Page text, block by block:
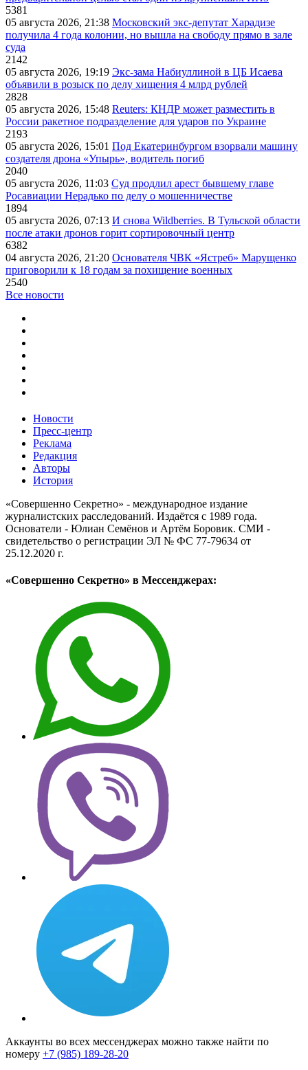
5381
05 августа 2026, 21:38 Московский экс-депутат Харадизе
получила 4 года колонии, но вышла на свободу прямо в зале
суда
2142
05 августа 2026, 19:19 Экс-зама Набиуллиной в ЦБ Исаева
объявили в розыск по делу хищения 4 млрд рублей
2828
05 августа 2026, 15:48 Reuters: КНДР может разместить в
России ракетное подразделение для ударов по Украине
2193
05 августа 2026, 15:01 Под Екатеринбургом взорвали машину
создателя дрона «Упырь», водитель погиб
2040
05 августа 2026, 11:03 Суд продлил арест бывшему главе
Росавиации Нерадько по делу о мошенничестве
1894
05 августа 2026, 07:13 И снова Wildberries. В Тульской области
после атаки дронов горит сортировочный центр
6382
04 августа 2026, 21:20 Основателя ЧВК «Ястреб» Марущенко
приговорили к 18 годам за похищение военных
2540
Все новости
Новости
Пресс-центр
Реклама
Редакция
Авторы
История
«Совершенно Секретно» - международное издание
журналистских расследований. Издаётся с 1989 года.
Основатели - Юлиан Семёнов и Артём Боровик. CМИ -
свидетельство о регистрации ЭЛ № ФС 77-79634 от
25.12.2020 г.
«Совершенно Секретно» в Мессенджерах:
Аккаунты во всех мессенджерах можно также найти по
номеру +7 (985) 189-28-20